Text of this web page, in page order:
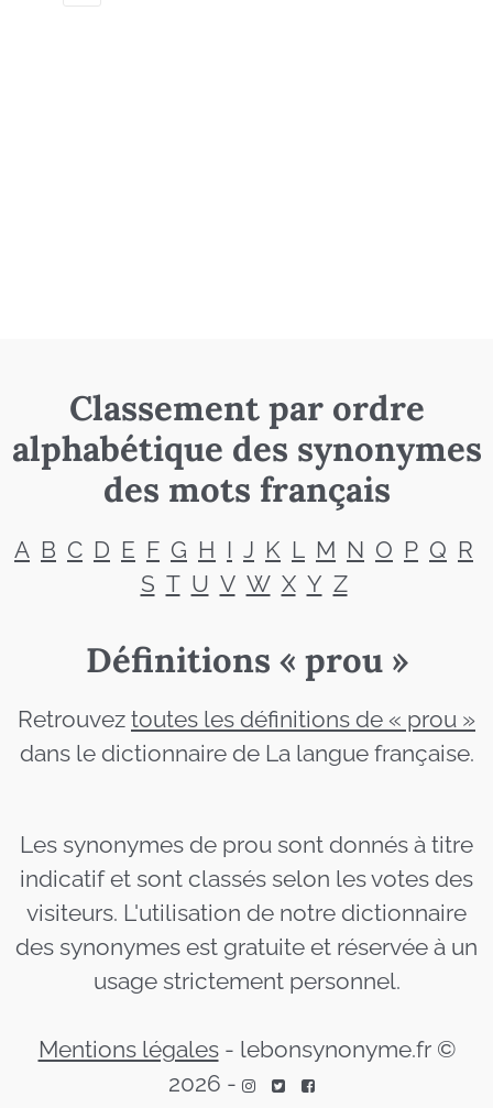
Classement par ordre
alphabétique des synonymes
des mots français
A B C D E F G H I J K L M N O P Q R
S T U V W X Y Z
Définitions « prou »
Retrouvez toutes les définitions de « prou »
dans le dictionnaire de La langue française.
Les synonymes de prou sont donnés à titre
indicatif et sont classés selon les votes des
visiteurs. L'utilisation de notre dictionnaire
des synonymes est gratuite et réservée à un
usage strictement personnel.
Mentions légales- lebonsynonyme.fr ©
2026 -